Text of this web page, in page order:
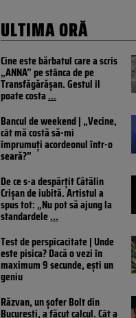
ULTIMA ORĂ
Cine este bărbatul care a scris
„ANNA” pe stânca de pe
Transfăgărășan. Gestul îl
poate costa...
Bancul de weekend | „Vecine,
cât mă costă să-mi
împrumuți acordeonul într-o
seară?”
De ce s-a despărțit Cătălin
Crișan de iubită. Artistul a
spus tot: „Nu pot să ajung la
standardele...
Test de perspicacitate | Unde
este pisica? Dacă o vezi în
maximum 9 secunde, ești un
geniu
Răzvan, un șofer Bolt din
București, a făcut calcul. Cât a